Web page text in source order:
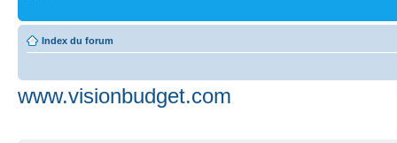
Index du forum
www.visionbudget.com